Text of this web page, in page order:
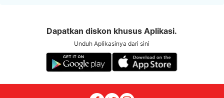
Dapatkan diskon khusus Aplikasi.
Unduh Aplikasinya dari sini